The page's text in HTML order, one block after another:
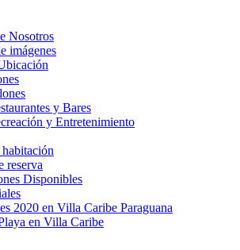
Nosotros
imágenes
y Bares
y Entretenimiento
reserva
Disponibles
2020 en Villa Caribe Paraguana
en Villa Caribe